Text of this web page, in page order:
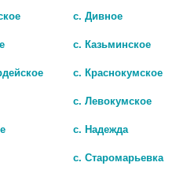
/БИОСФЕРА/
с. Дивное
с. Казьминское
с. Краснокумское
с. Левокумское
с. Надежда
с. Старомарьевка